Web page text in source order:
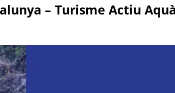
– Turisme Actiu